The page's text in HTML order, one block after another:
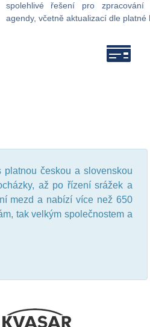
spolehlivé řešení pro
agendy, včetně aktualizací dle platné
českou a slovenskou
až po řízení srážek a
mezd a nabízí více než 650
tak velkým společnostem a